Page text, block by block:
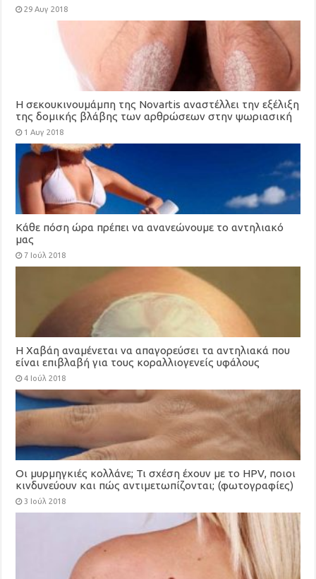
29 Αυγ 2018
H σεκουκινουμάμπη της Novartis αναστέλλει την εξέλιξη
της δομικής βλάβης των αρθρώσεων στην ψωριασική
αρθρίτιδα
1 Αυγ 2018
Κάθε πόση ώρα πρέπει να ανανεώνουμε το αντηλιακό
μας
7 Ιούλ 2018
Η Χαβάη αναμένεται να απαγορεύσει τα αντηλιακά που
είναι επιβλαβή για τους κοραλλιογενείς υφάλους
4 Ιούλ 2018
Οι μυρμηγκιές κολλάνε; Τι σχέση έχουν με το ΗPV, ποιοι
κινδυνεύουν και πώς αντιμετωπίζονται; (φωτογραφίες)
3 Ιούλ 2018